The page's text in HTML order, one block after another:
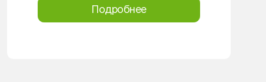
Подробнее